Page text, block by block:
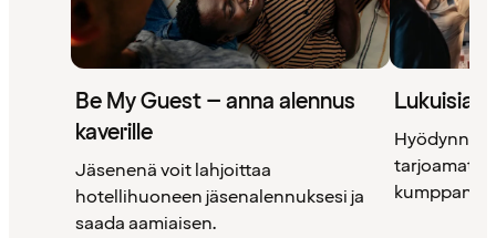
Be My Guest – anna alennus
kaverille
Jäsenenä voit lahjoittaa
hotellihuoneen jäsenalennuksesi ja
saada aamiaisen.
Lukuisia
Hyödynnä
tarjoamat